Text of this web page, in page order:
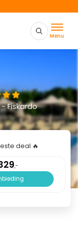
Menu
Fiskardo
deal 🔥
,-